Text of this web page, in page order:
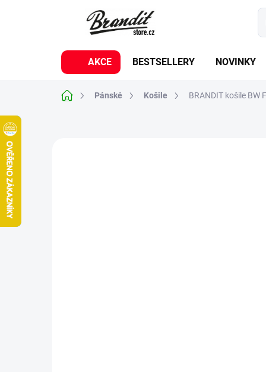
AKCE BESTSELLERY NOVINKY
Domů Pánské Košile BRANDIT košile BW